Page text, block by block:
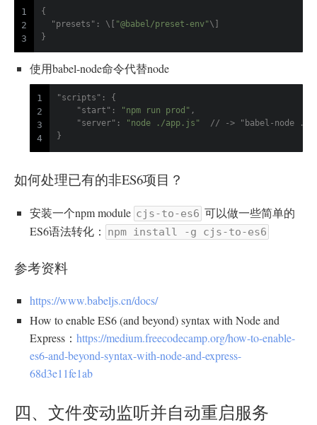
1
2
3
{
"presets" : \ [ "@babel/preset-env"\ ]
}
使用babel-node命令代替node
1
2
3
4
"scripts" :
{
"start" : "npm run prod" ,
"server" : "node ./app.js"
// -> "babel-node ./
}
如何处理已有的非ES6项目？
安装一个npm module cjs-to-es6 可以做一些简单的
ES6语法转化：
npm install -g cjs-to-es6
参考资料
https://www.babeljs.cn/docs/
How to enable ES6 (and beyond) syntax with Node and
Express： https://medium.freecodecamp.org/how-to-enable-
es6-and-beyond-syntax-with-node-and-express-
68d3e11fe1ab
四、文件变动监听并自动重启服务